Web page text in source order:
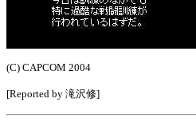
(C) CAPCOM 2004
[Reported by 滝沢修]